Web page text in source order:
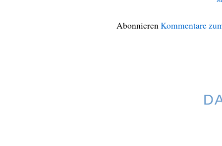
AbonnierenKommentare